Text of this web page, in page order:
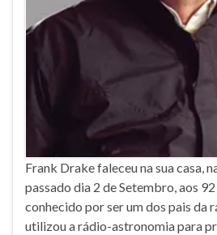
Frank Drake faleceu na sua casa,
passado dia 2 de Setembro, aos
conhecido por ser um dos pais da
utilizou a rádio-astronomia para